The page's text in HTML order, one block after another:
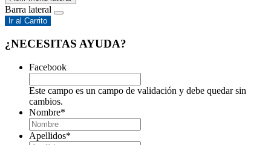
Barra lateral
Ir al Carrito
¿NECESITAS AYUDA?
Facebook
Este campo es un campo de validación y debe quedar sin
cambios.
Nombre*
Apellidos*